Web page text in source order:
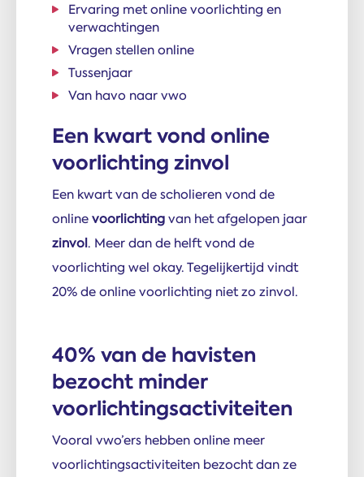
Ervaring met online voorlichting en
verwachtingen
Vragen stellen online
Tussenjaar
Van havo naar vwo
Een kwart vond online
voorlichting zinvol
Een kwart van de scholieren vond de
onlinevoorlichtingvan het afgelopen jaar
zinvol. Meer dan de helft vond de
voorlichting wel okay. Tegelijkertijd vindt
20% de online voorlichting niet zo zinvol.
40% van de havisten
bezocht minder
voorlichtingsactiviteiten
Vooral vwo’ers hebben online meer
voorlichtingsactiviteiten bezocht dan ze